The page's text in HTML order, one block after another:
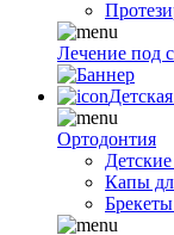
Лечение под
Ортодонтия
Капы